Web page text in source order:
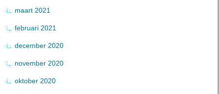
maart 2021
februari 2021
december 2020
november 2020
oktober 2020